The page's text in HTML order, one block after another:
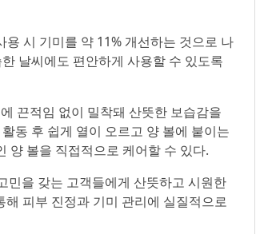
시 기미를 약 11% 개선하는 것으로 나
날씨에도 편안하게 사용할 수 있도록
끈적임 없이 밀착돼 산뜻한 보습감을
동 후 쉽게 열이 오르고 양 볼에 붙이는
양 볼을 직접적으로 케어할 수 있다.
민을 갖는 고객들에게 산뜻하고 시원한
피부 진정과 기미 관리에 실질적으로